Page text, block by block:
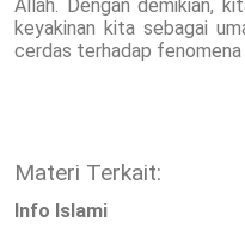
Allah. Dengan demikian,
keyakinan kita sebagai
cerdas terhadap
Materi Terkait:
Info Islami